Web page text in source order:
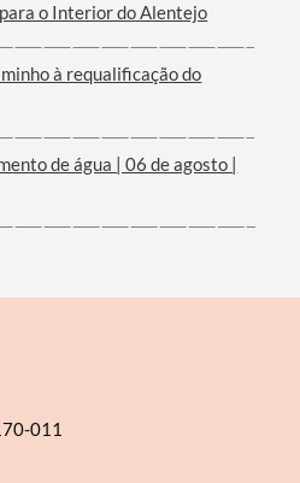
o Interior do Alentejo
à requalificação do
de água | 06 de agosto |
011